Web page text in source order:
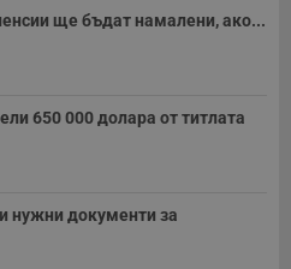
ще бъдат намалени, ако...
650 000 долара от титлата
нужни документи за